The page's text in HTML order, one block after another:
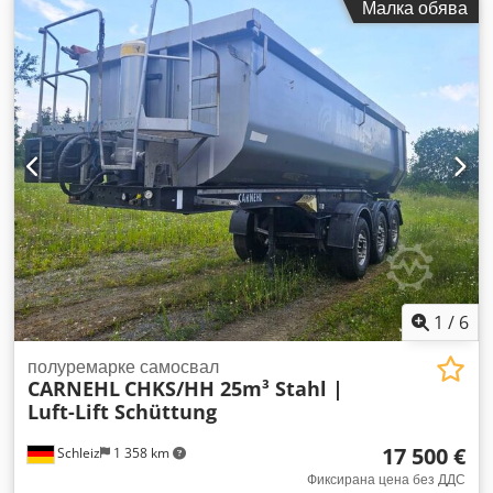
стоманена конструкция, система за повдигане с въздух,
наклонен борд. Codpfxjzgy Eqo Anuorf
Малка обява
1 / 6
Schleiz 1 358 km
полуремарке самосвал
CARNEHL CHKS/HH 25m³ Stahl |
Luft-Lift Schüttung
17 500 €
Фиксирана цена без ДДС